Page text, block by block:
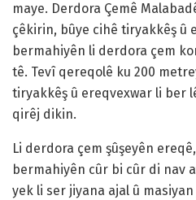
maye. Derdora Çemê
çêkirin, bûye cihê tiryakkêş û
bermahiyên li derdora çem
tê. Tevî qereqolê ku 200
tiryakkêş û ereqvexwar li ber
qirêj dikin.
Li derdora çem şûşeyên
bermahiyên cûr bi cûr di nav
yek li ser jiyana ajal û